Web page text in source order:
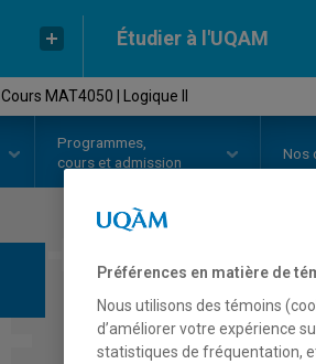
Étudier à l'UQAM
Cours MAT4050 | Logique II
Programmes,
cours et admission
Nos
COURS//
Préférences en matière de
Nous utilisons des témoins
d’améliorer votre expérience
statistiques de fréquentation,